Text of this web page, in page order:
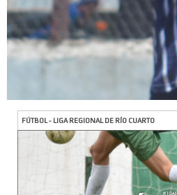
FÚTBOL - LIGA REGIONAL DE RÍO CUARTO